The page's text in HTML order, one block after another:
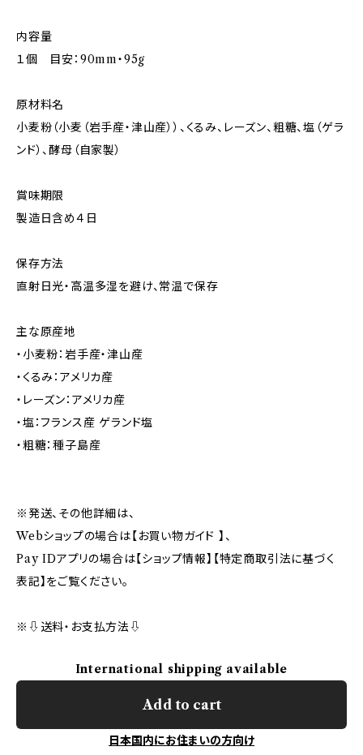
内容量
１個 目安：90mm・95g
原材料名
小麦粉（小麦（岩手産・津山産））、くるみ、レーズン、粗糖、塩（ゲラ
ンド）、酵母（自家製）
賞味期限
製造日含め４日
保存方法
直射日光・高温多湿を避け、常温で保存
主な原産地
・小麦粉：岩手産・津山産
・くるみ：アメリカ産
・レーズン：アメリカ産
・塩：フランス産 ゲランド塩
・粗糖：種子島産
※発送、その他詳細は、
Webショップの場合は【お買い物ガイド 】、
Pay IDアプリの場合は【ショップ情報】【特定商取引法に基づく
表記】をご覧ください。
※⇩送料・お支払方法⇩
International shipping available
Add to cart
日本国内にお住まいの方向け